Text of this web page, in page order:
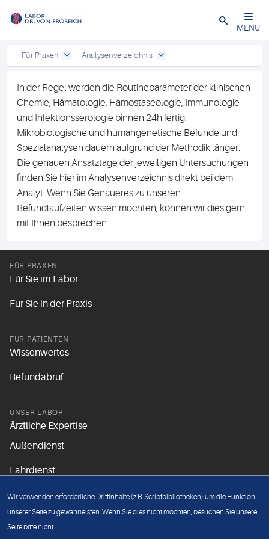
Close
MENU
Für Praxen Analysenverzeichnis
In der Regel werden die Routineparameter der klinischen
Chemie, Hämatologie, Hämostaseologie, Immunologie
und Infektionsserologie binnen 24h fertig.
Mikrobiologische und humangenetische Befunde und
Spezialanalysen dauern aufgrund der Methodik länger.
Die genauen Ansatztage der jeweiligen Untersuchungen
finden Sie hier im Analysenverzeichnis direkt bei dem
Analyt. Wenn Sie Genaueres zu unseren
Befundlaufzeiten wissen möchten, können wir dies gern
mit Ihnen besprechen.
FÜR PRAXEN
Für Sie im Labor
Für Sie in der Praxis
FÜR PATIENTEN
Wissenwertes
Befundabruf
UNSER LABOR
Ärztliche Expertise
Außendienst
Fahrdienst
Unsere Grundsätze
Wir verwenden erforderliche Drittinhalte (z.B. Scriptbibliotheken) um die Funktion
unserer Seite zu gewährleisten. Wenn Sie dies nicht möchten, besuchen Sie unsere
Seite bitte nicht.